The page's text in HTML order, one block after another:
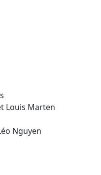
Louis Marten
Nguyen